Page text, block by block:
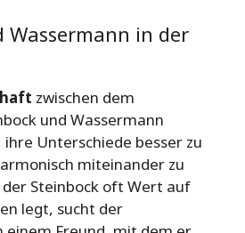
Wassermann in der
zwischen dem
und Wassermann
Unterschiede besser zu
miteinander zu
Steinbock oft Wert auf
legt, sucht der